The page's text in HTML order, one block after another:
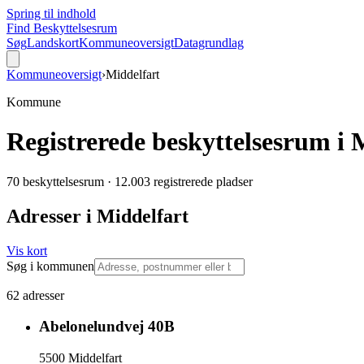
Spring til indhold
Find Beskyttelsesrum
SøgLandskortKommuneoversigtDatagrundlag
Kommuneoversigt›Middelfart
Kommune
Registrerede beskyttelsesrum i
70 beskyttelsesrum · 12.003 registrerede pladser
Adresser i Middelfart
Vis kort
Søg i kommunen
62 adresser
Abelonelundvej 40B
5500 Middelfart